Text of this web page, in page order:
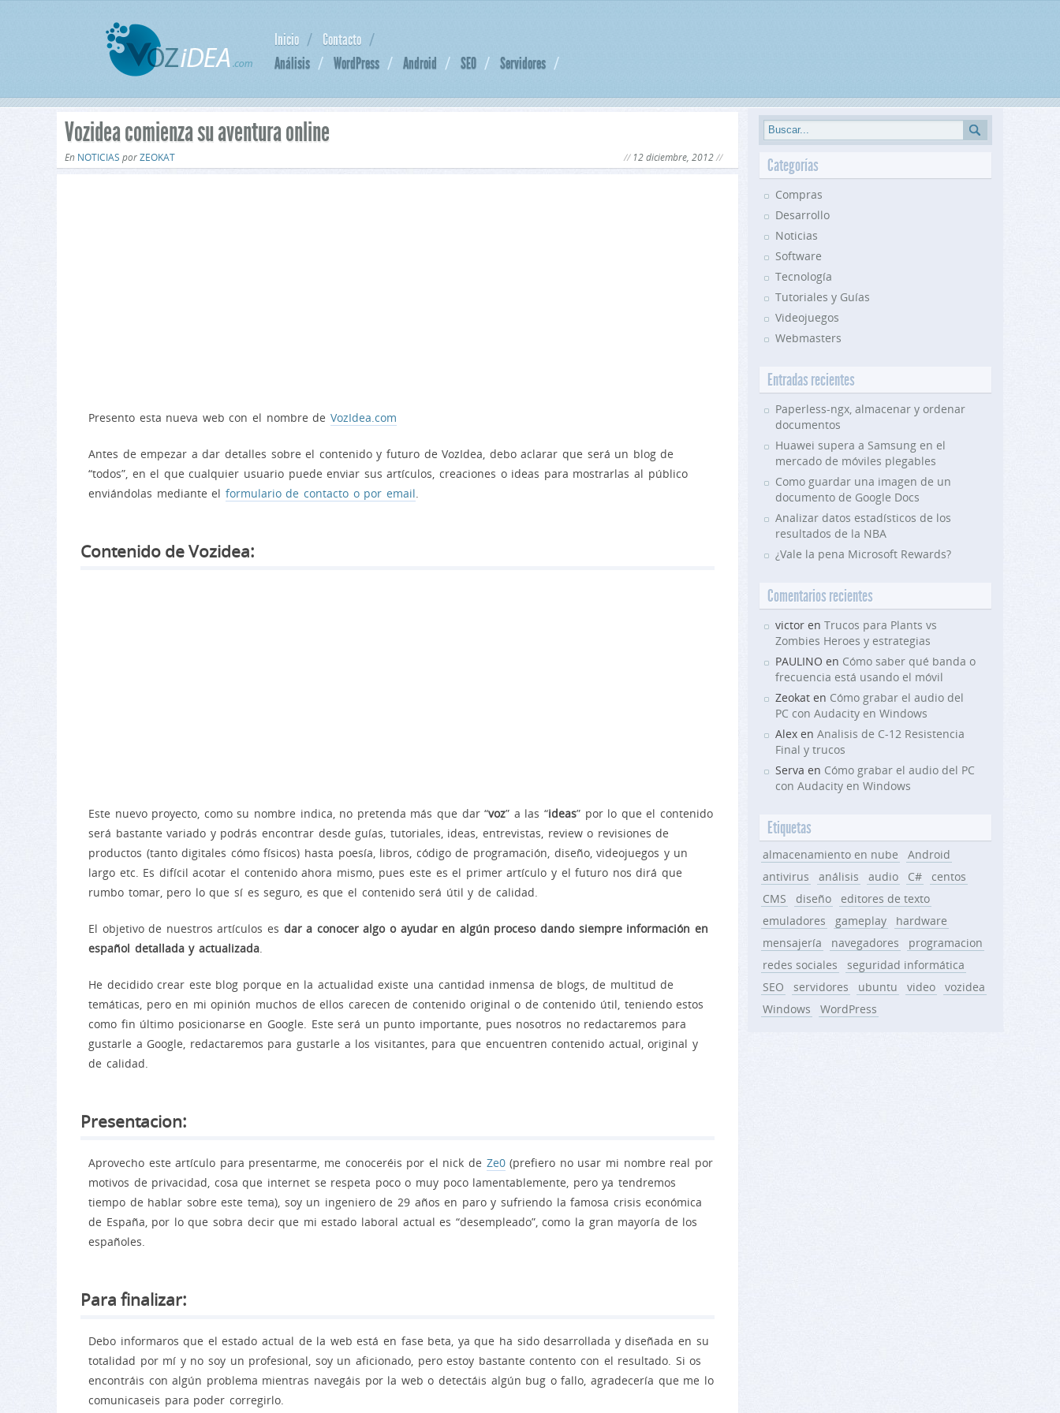
Inicio
Contacto
Análisis
WordPress Android SEO Servidores
Vozidea comienza su aventura online
En NOTICIAS porZEOKAT 12 diciembre, 2012
Presento esta nueva web con el nombre de VozIdea.com
Antes de empezar a dar detalles sobre el contenido y futuro de VozIdea, debo aclarar que será un blog de
“todos”, en el que cualquier usuario puede enviar sus artículos, creaciones o ideas para mostrarlas al público
enviándolas mediante el formulario de contacto o por email
Contenido de Vozidea:
Este nuevo proyecto, como su nombre indica, no pretenda más que dar “voz” a las “ideas” por lo que el contenido
será bastante variado y podrás encontrar desde guías, tutoriales, ideas, entrevistas, review o revisiones de
productos (tanto digitales cómo físicos) hasta poesía, libros, código de programación, diseño, videojuegos y un
largo etc. Es difícil acotar el contenido ahora mismo, pues este es el primer artículo y el futuro nos dirá que
rumbo tomar, pero lo que sí es seguro, es que el contenido será útil y de calidad.
El objetivo de nuestros artículos es dar a conocer algo o ayudar en algún proceso dando siempre información en
español detallada y actualizada.
He decidido crear este blog porque en la actualidad existe una cantidad inmensa de blogs, de multitud de
temáticas, pero en mi opinión muchos de ellos carecen de contenido original o de contenido útil, teniendo estos
como fin último posicionarse en Google. Este será un punto importante, pues nosotros no redactaremos para
gustarle a Google, redactaremos para gustarle a los visitantes, para que encuentren contenido actual, original y
de calidad.
Presentacion:
Aprovecho este artículo para presentarme, me conoceréis por el nick de Ze0(prefiero no usar mi nombre real por
motivos de privacidad, cosa que internet se respeta poco o muy poco lamentablemente, pero ya tendremos
tiempo de hablar sobre este tema), soy un ingeniero de 29 años en paro y sufriendo la famosa crisis económica
de España, por lo que sobra decir que mi estado laboral actual es “desempleado”, como la gran mayoría de los
españoles.
Para finalizar:
Debo informaros que el estado actual de la web está en fase beta, ya que ha sido desarrollada y diseñada en su
totalidad por mí y no soy un profesional, soy un aficionado, pero estoy bastante contento con el resultado. Si os
encontráis con algún problema mientras navegáis por la web o detectáis algún bug o fallo, agradecería que me lo
comunicaseis para poder corregirlo.
Categorías
Compras
Desarrollo
Noticias
Software
Tecnología
Tutoriales y Guías
Videojuegos
Webmasters
Entradas recientes
Paperless-ngx, almacenar y ordenar
documentos
Huawei supera a Samsung en el
mercado de móviles plegables
Como guardar una imagen de un
documento de Google Docs
Analizar datos estadísticos de los
resultados de la NBA
¿Vale la pena Microsoft Rewards?
Comentarios recientes
victor en Trucos para Plants vs
Zombies Heroes y estrategias
PAULINO en Cómo saber qué banda o
frecuencia está usando el móvil
Zeokat en Cómo grabar el audio del
PC con Audacity en Windows
Alex en Analisis de C-12 Resistencia
Final y trucos
Serva en Cómo grabar el audio del PC
con Audacity en Windows
Etiquetas
almacenamiento en nube
Android
antivirus
análisis audio C#
centos
CMS
diseño
editores de texto
emuladores
gameplay
hardware
mensajería
navegadores
programacion
redes sociales
seguridad informática
SEO
servidores ubuntu video
vozidea
Windows
WordPress